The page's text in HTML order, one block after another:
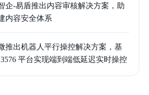
企-易盾推出内容审核解决方案，助
内容安全体系
推出机器人平行操控解决方案，基
平台实现端到端低延迟实时操控